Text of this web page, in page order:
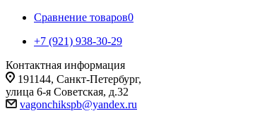
Сравнение товаров0
+7 (921) 938-30-29
Контактная информация
191144, Санкт-Петербург,
улица 6-я Советская, д.32
vagonchikspb@yandex.ru